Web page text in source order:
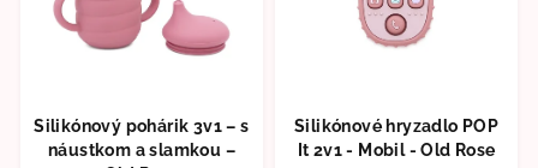
Silikónový pohárik 3v1 – s
náustkom a slamkou –
Silikónové hryzadlo POP
It 2v1 - Mobil - Old Rose